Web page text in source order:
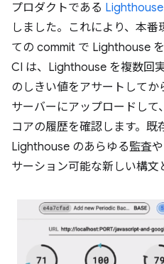
プロダクトである
しました。これにより、本
ての commit で Lighthouse
CI は、Lighthouse を複数回
のしきい値をアサートして
サーバーにアップロードし
コアの履歴を確認します。既
Lighthouse のあらゆる監査
サーション可能な新しい構文